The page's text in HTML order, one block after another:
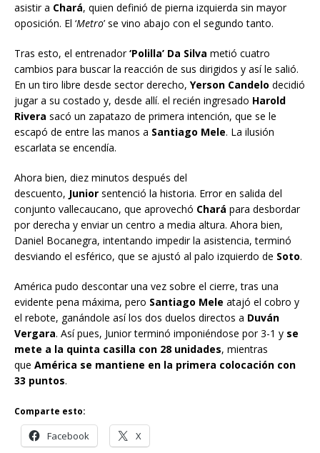
asistir a Chará, quien definió de pierna izquierda sin mayor
oposición. El ‘Metro’ se vino abajo con el segundo tanto.
Tras esto, el entrenador‘Polilla’ Da Silva metió cuatro
cambios para buscar la reacción de sus dirigidos y así le salió.
En un tiro libre desde sector derecho, Yerson Candelo decidió
jugar a su costado y, desde allí. el recién ingresado Harold
Rivera sacó un zapatazo de primera intención, que se le
escapó de entre las manos a Santiago Mele. La ilusión
escarlata se encendía.
Ahora bien, diez minutos después del
descuento, Junior sentenció la historia. Error en salida del
conjunto vallecaucano, que aprovechó Chará para desbordar
por derecha y enviar un centro a media altura. Ahora bien,
Daniel Bocanegra, intentando impedir la asistencia, terminó
desviando el esférico, que se ajustó al palo izquierdo de Soto.
América pudo descontar una vez sobre el cierre, tras una
evidente pena máxima, pero Santiago Mele atajó el cobro y
el rebote, ganándole así los dos duelos directos a Duván
Vergara. Así pues, Junior terminó imponiéndose por 3-1 y se
mete a la quinta casilla con 28 unidades, mientras
que América se mantiene en la primera colocación con
33 puntos.
Comparte esto:
Facebook X